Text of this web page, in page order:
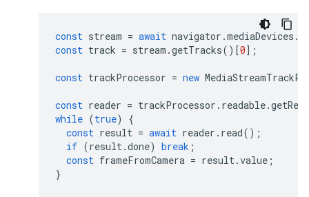
const stream = await navigator .mediaDevices .
const track = stream .getTracks()[0];
const trackProcessor = new
const reader = trackProcessor . readable.
while (true)
{
const result = await reader . read();
if (result .done) break ;
const frameFromCamera = result .value ;
}